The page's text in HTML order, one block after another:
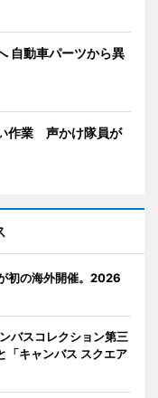
自動車パーツから異
作業 声かけ隊員が
初の海外開催。2026
バスコレクション第三
「キャンバス スクエア